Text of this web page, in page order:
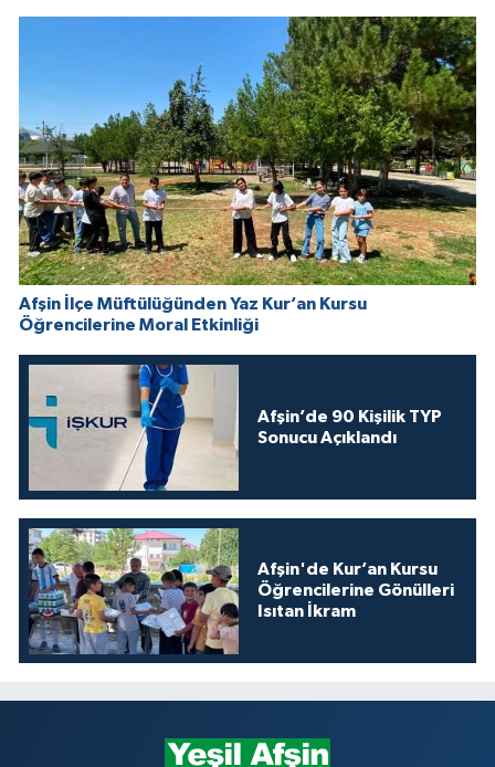
Afşin İlçe Müftülüğünden Yaz Kur’an Kursu
Öğrencilerine Moral Etkinliği
Afşin’de 90 Kişilik TYP
Sonucu Açıklandı
Afşin'de Kur’an Kursu
Öğrencilerine Gönülleri
Isıtan İkram